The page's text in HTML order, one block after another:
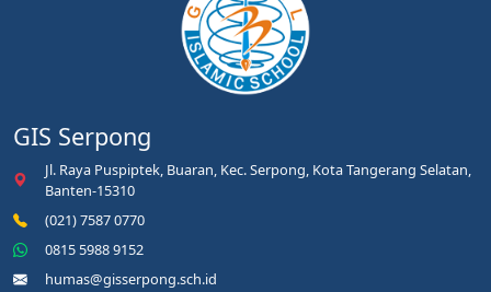
GIS Serpong
Jl. Raya Puspiptek, Buaran, Kec. Serpong, Kota Tangerang Selatan,
Banten-15310
(021) 7587 0770
0815 5988 9152
humas@gisserpong.sch.id